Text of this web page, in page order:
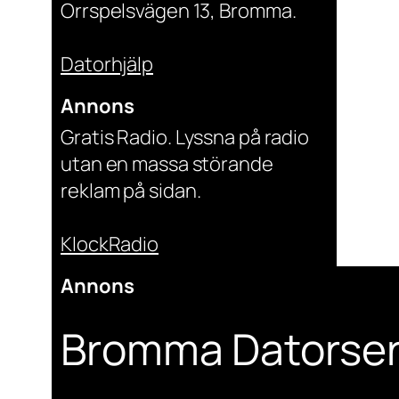
Orrspelsvägen 13, Bromma.
Datorhjälp
Annons
Gratis Radio. Lyssna på radio
utan en massa störande
reklam på sidan.
KlockRadio
Annons
Bromma